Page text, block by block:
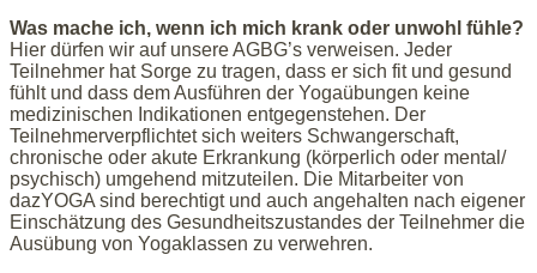
Was mache ich, wenn ich mich krank oder unwohl fühle?
Hier dürfen wir auf unsere AGBG’s verweisen. Jeder
Teilnehmer hat Sorge zu tragen, dass er sich fit und gesund
fühlt und dass dem Ausführen der Yogaübungen keine
medizinischen Indikationen entgegenstehen. Der
Teilnehmerverpflichtet sich weiters Schwangerschaft,
chronische oder akute Erkrankung (körperlich oder mental/
psychisch) umgehend mitzuteilen. Die Mitarbeiter von
dazYOGA sind berechtigt und auch angehalten nach eigener
Einschätzung des Gesundheitszustandes der Teilnehmer die
Ausübung von Yogaklassen zu verwehren.